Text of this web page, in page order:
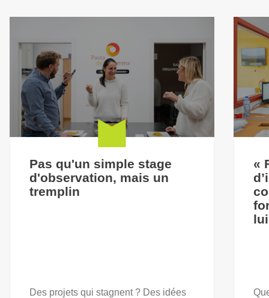
Pas qu'un simple stage
d'observation, mais un
tremplin
Des projets qui stagnent ? Des idées
«